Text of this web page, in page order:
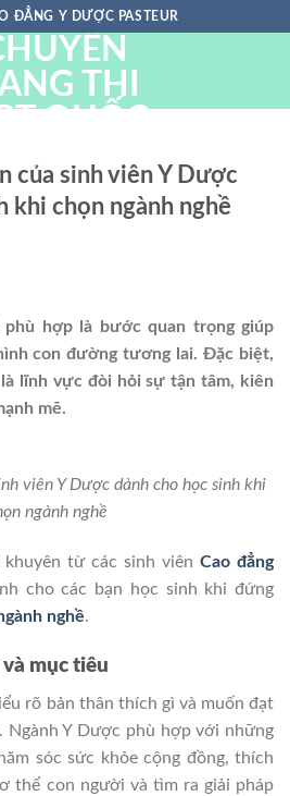
ĐẲNG Y DƯỢC PASTEUR
của sinh viên Y Dược
khi chọn ngành nghề
phù hợp là bước quan trọng giúp
con đường tương lai. Đặc biệt,
lĩnh vực đòi hỏi sự tận tâm, kiên
mẽ.
viên Y Dược dành cho học sinh khi
ngành nghề
từ các sinh viên Cao đẳng
cho các bạn học sinh khi đứng
nghề.
mục tiêu
rõ bản thân thích gì và muốn đạt
Y Dược phù hợp với những
sóc sức khỏe cộng đồng, thích
thể con người và tìm ra giải pháp